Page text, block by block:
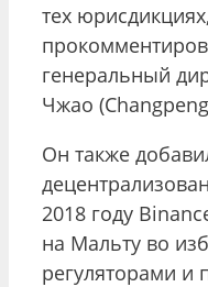
тех
генеральный
Чжао
Он также
2018 году
на Мальту во
регуляторами и